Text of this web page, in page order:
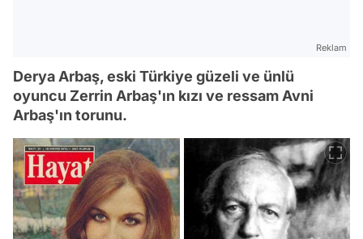
Reklam
Derya Arbaş, eski Türkiye güzeli ve ünlü
oyuncu Zerrin Arbaş'ın kızı ve ressam Avni
Arbaş'ın torunu.